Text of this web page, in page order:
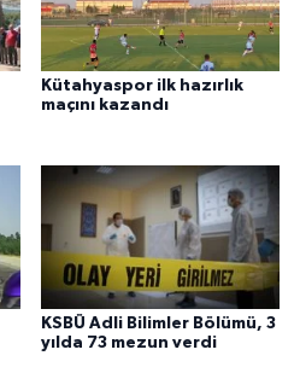
Kütahyaspor ilk hazırlık
maçını kazandı
KSBÜ Adli Bilimler Bölümü, 3
yılda 73 mezun verdi